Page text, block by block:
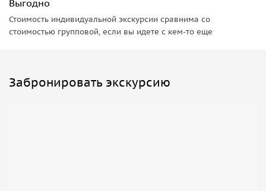
Выгодно
Стоимость индивидуальной экскурсии сравнима со
стоимостью групповой, если вы идете с кем-то еще
Забронировать экскурсию